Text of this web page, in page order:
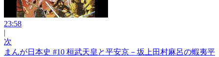
23:58
|
次
まんが日本史 #10 桓武天皇と平安京－坂上田村麻呂の蝦夷平